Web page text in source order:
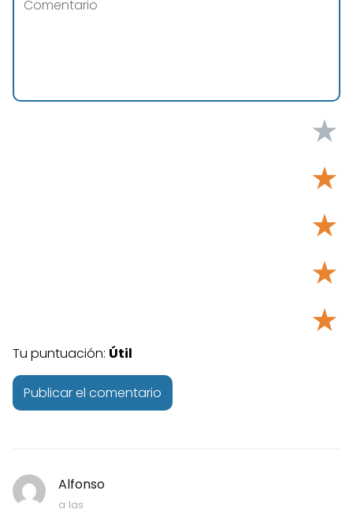
Alfonso
a las
★
★
★
★
★
Tu puntuación: Útil